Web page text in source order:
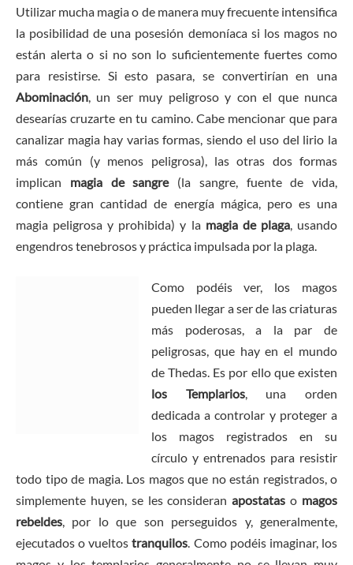
Utilizar mucha magia o de manera muy frecuente intensifica
la posibilidad de una posesión demoníaca si los magos no
están alerta o si no son lo suficientemente fuertes como
para resistirse. Si esto pasara, se convertirían en una
Abominación, un ser muy peligroso y con el que nunca
desearías cruzarte en tu camino. Cabe mencionar que para
canalizar magia hay varias formas, siendo el uso del lirio la
más común (y menos peligrosa), las otras dos formas
implican magia de sangre(la sangre, fuente de vida,
contiene gran cantidad de energía mágica, pero es una
magia peligrosa y prohibida) y lamagia de plaga, usando
engendros tenebrosos y práctica impulsada por la plaga.
Como podéis ver, los magos
pueden llegar a ser de las criaturas
más poderosas, a la par de
peligrosas, que hay en el mundo
de Thedas. Es por ello que existen
los Templarios, una orden
dedicada a controlar y proteger a
los magos registrados en su
círculo y entrenados para resistir
todo tipo de magia. Los magos que no están registrados, o
simplemente huyen, se les consideranapostataso magos
rebeldes , por lo que son perseguidos y, generalmente,
ejecutados o vueltostranquilos . Como podéis imaginar, los